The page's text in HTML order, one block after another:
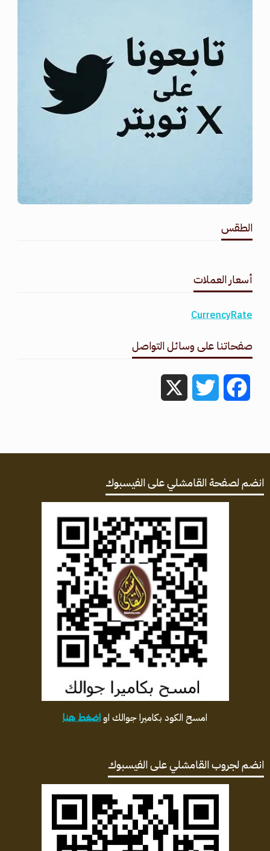
الطقس
أسعار العملات
CurrencyRate
صفحاتنا على وسائل التواصل
Facebook
Twitter
انضم لصفحة القامشلي على الفيسبوك
امسح الكود بكاميرا جوالك اواضغط هنا
انضم لجروب القامشلي على الفيسبوك